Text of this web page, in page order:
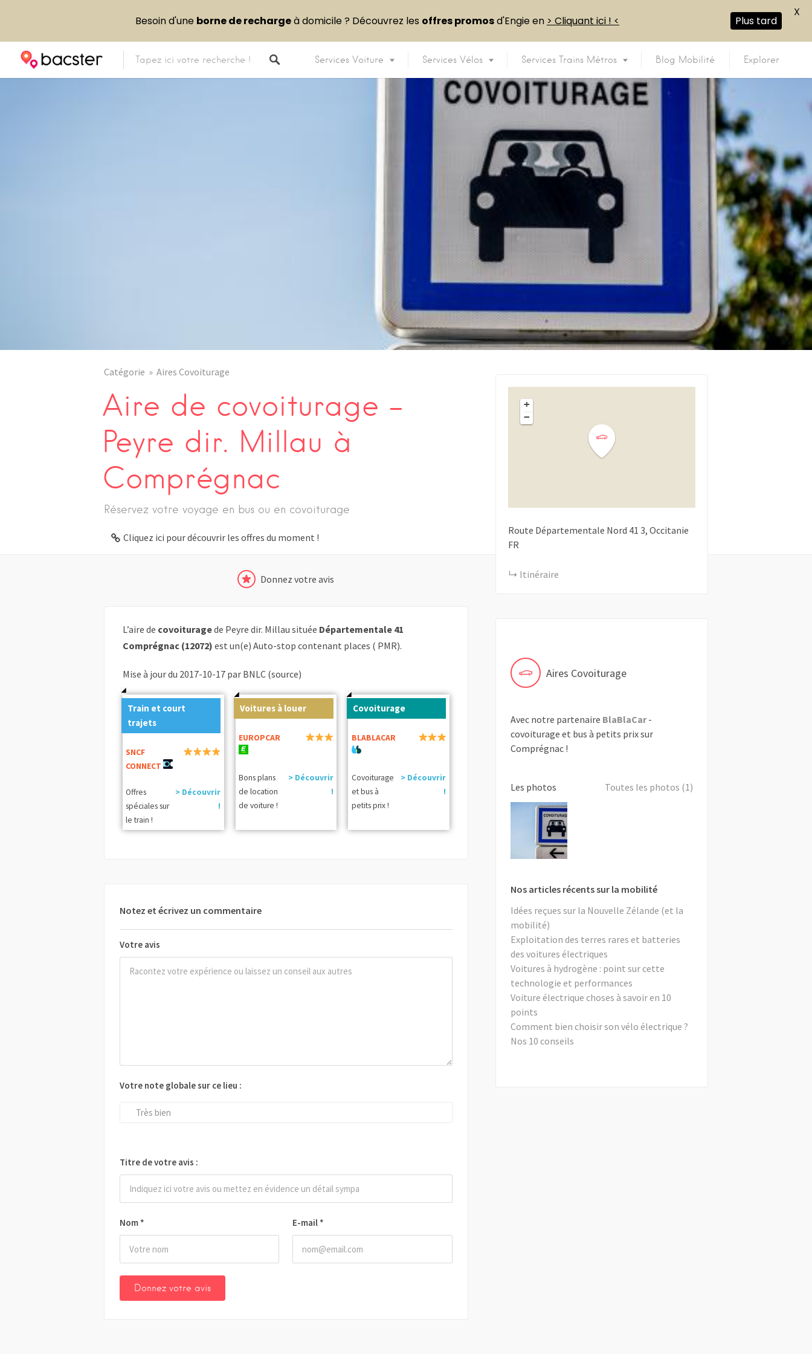
Services Voiture Services Vélos Services Trains Métros Blog Mobilité Explorer
Catégorie Aires Covoiturage
Aire de covoiturage –
Peyre dir. Millau à
Comprégnac
Réservez votre voyage en bus ou en covoiturage
Cliquez ici pour découvrir les offres du moment !
Donnez votre avis
L’aire de covoituragede Peyre dir. Millau située Départementale 41
Comprégnac (12072) est un(e) Auto-stop contenant places ( PMR).
Mise à jour du 2017-10-17 par BNLC (source)
Train et court
trajets
SNCF
CONNECT
Offres
spéciales sur
le train !
> Découvrir
!
Voitures à louer
EUROPCAR
Bons plans
de location
de voiture !
> Découvrir
!
Covoiturage
BLABLACAR
Covoiturage
et bus à
petits prix !
> Découvrir
!
Notez et écrivez un commentaire
Votre avis
Nom * E-mail *
Votre note globale sur ce lieu :
Très bien
Titre de votre avis :
+
−
Route Départementale Nord 41 3 Occitanie
FR
Itinéraire
Aires Covoiturage
Avec notre partenaire BlaBlaCar-
covoiturage et bus à petits prix sur
Comprégnac !
Les photos Toutes les photos (1)
Nos articles récents sur la mobilité
Idées reçues sur la Nouvelle Zélande (et la
mobilité)
Exploitation des terres rares et batteries
des voitures électriques
Voitures à hydrogène : point sur cette
technologie et performances
Voiture électrique choses à savoir en 10
points
Comment bien choisir son vélo électrique ?
Nos 10 conseils
Besoin d'une borne de rechargeà domicile ? Découvrez les offres promosd'Engie en > Cliquant ici ! < Plus tard
X